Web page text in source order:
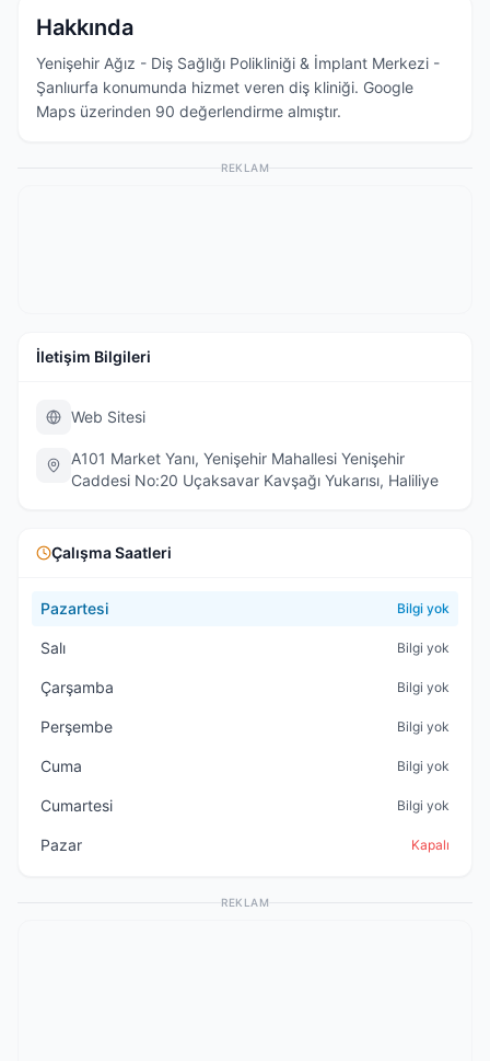
Hakkında
Yenişehir Ağız - Diş Sağlığı Polikliniği & İmplant Merkezi -
Şanlıurfa konumunda hizmet veren diş kliniği. Google
Maps üzerinden 90 değerlendirme almıştır.
REKLAM
İletişim Bilgileri
Web Sitesi
A101 Market Yanı, Yenişehir Mahallesi Yenişehir
Caddesi No:20 Uçaksavar Kavşağı Yukarısı, Haliliye
Çalışma Saatleri
Pazartesi Bilgi yok
Salı Bilgi yok
Çarşamba Bilgi yok
Perşembe Bilgi yok
Cuma Bilgi yok
Cumartesi Bilgi yok
Pazar Kapalı
REKLAM